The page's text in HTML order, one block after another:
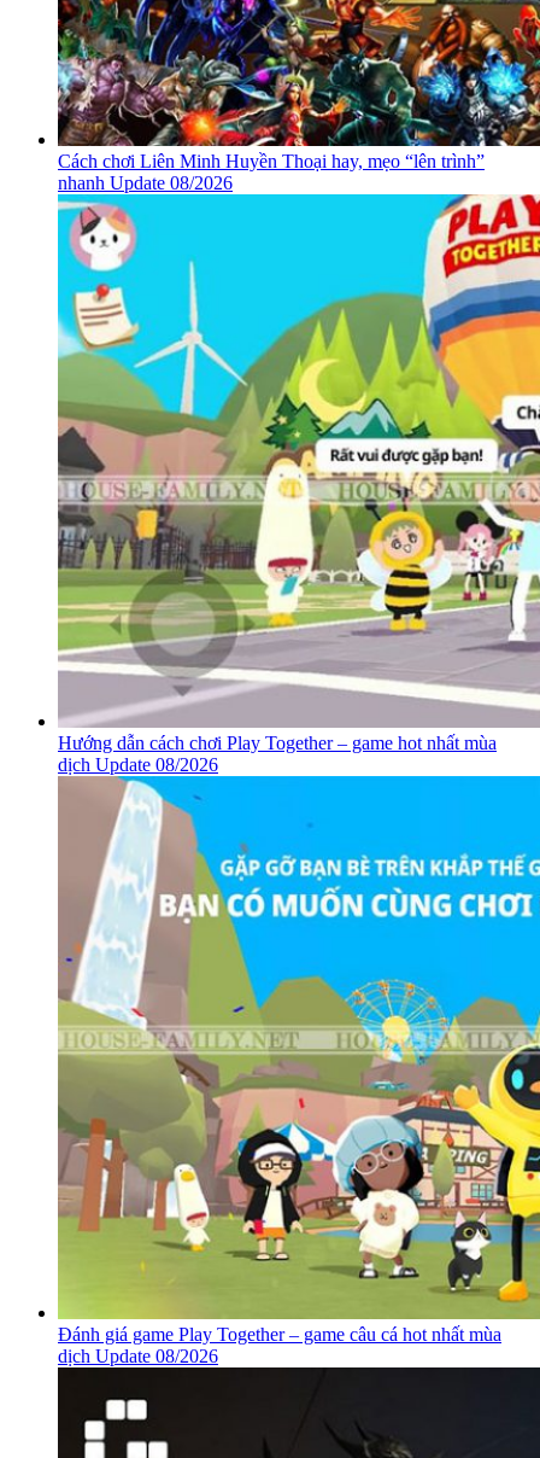
Tổng hợp 10 tựa game Offline hay nhất cho iOS cập nhật
2021 Update 08/2026
Cách chơi Liên Minh Huyền Thoại hay, mẹo “lên trình”
nhanh Update 08/2026